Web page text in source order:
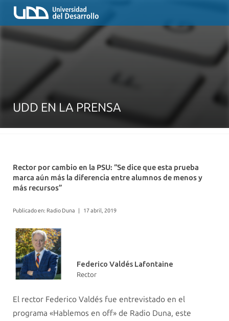
UDD EN LA PRENSA
Rector por cambio en la PSU: “Se dice que esta prueba
marca aún más la diferencia entre alumnos de menos y
más recursos”
Publicado en: Radio Duna | 17 abril, 2019
Federico Valdés Lafontaine
Rector
El rector Federico Valdés fue entrevistado en el
programa «Hablemos en off» de Radio Duna, este